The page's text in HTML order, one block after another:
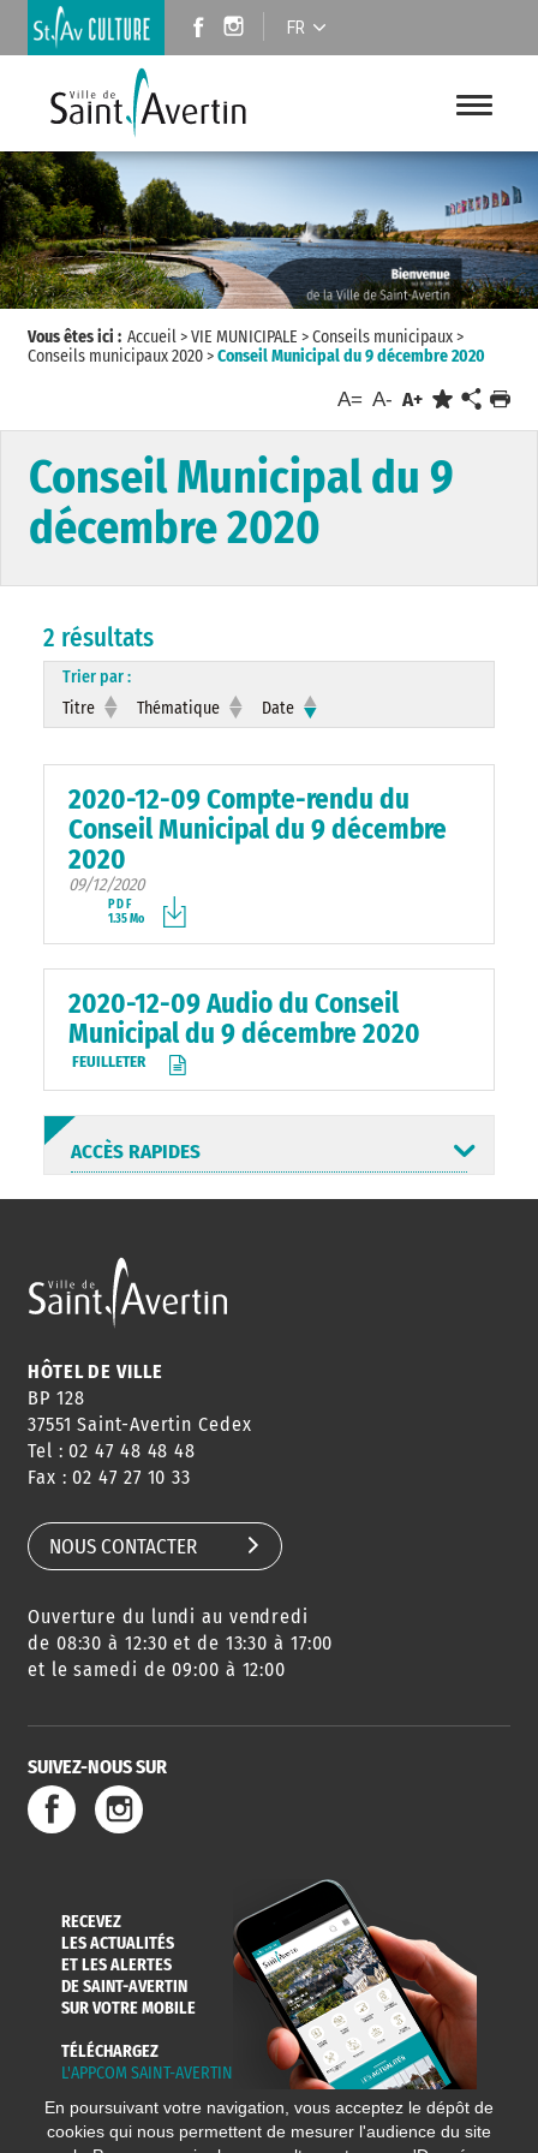
FR
Vous êtes ici : Accueil>VIE MUNICIPALE >Conseils municipaux>
Conseils municipaux 2020>Conseil Municipal du 9 décembre 2020
A= A- A+
Conseil Municipal du 9
décembre 2020
2 résultats
Trier par :
Titre
Thématique Date
2020-12-09 Compte-rendu du
Conseil Municipal du 9 décembre
2020
09/12/2020
PDF
1.35 Mo
2020-12-09 Audio du Conseil
Municipal du 9 décembre 2020
FEUILLETER
ACCÈS RAPIDES
ANNUAIRE
HORAIRES
CONSEILS
DE QUARTIER
AGENDA
DES SORTIES
URBANISME
SERVICE
DE L'EAU
HÔTEL DE VILLE
BP 128
37551 Saint-Avertin Cedex
Tel : 02 47 48 48 48
Fax : 02 47 27 10 33
NOUS CONTACTER
Ouverture du lundi au vendredi
de 08:30 à 12:30 et de 13:30 à 17:00
et le samedi de 09:00 à 12:00
SUIVEZ-NOUS SUR
RECEVEZ
LES ACTUALITÉS
ET LES ALERTES
DE SAINT-AVERTIN
SUR VOTRE MOBILE
TÉLÉCHARGEZ
L'APPCOM SAINT-AVERTIN
En poursuivant votre navigation, vous acceptez le dépôt de
cookies qui nous permettent de mesurer l'audience du site